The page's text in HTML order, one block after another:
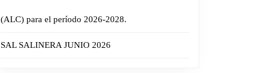
(ALC) para el período 2026-2028.
SAL SALINERA JUNIO 2026